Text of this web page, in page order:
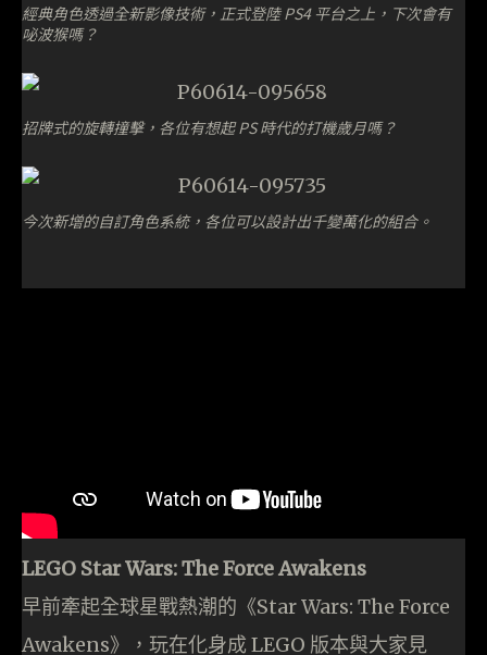
經典角色透過全新影像技術，正式登陸 PS4 平台之上，下次會有
咇波猴嗎？
招牌式的旋轉撞擊，各位有想起 PS 時代的打機歲月嗎？
今次新增的自訂角色系統，各位可以設計出千變萬化的組合。
LEGO Star Wars: The Force Awakens
早前牽起全球星戰熱潮的《Star Wars: The Force
Awakens》，玩在化身成 LEGO 版本與大家見